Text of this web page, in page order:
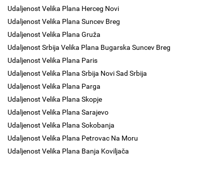
Udaljenost Velika Plana Herceg Novi
Udaljenost Velika Plana Suncev Breg
Udaljenost Velika Plana Gruža
Udaljenost Srbija Velika Plana Bugarska Suncev Breg
Udaljenost Velika Plana Paris
Udaljenost Velika Plana Srbija Novi Sad Srbija
Udaljenost Velika Plana Parga
Udaljenost Velika Plana Skopje
Udaljenost Velika Plana Sarajevo
Udaljenost Velika Plana Sokobanja
Udaljenost Velika Plana Petrovac Na Moru
Udaljenost Velika Plana Banja Koviljača